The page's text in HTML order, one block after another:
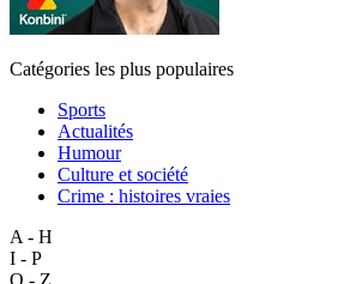
Catégories les plus populaires
Sports
Actualités
Humour
Culture et société
Crime : histoires vraies
A - H
I - P
Q - Z